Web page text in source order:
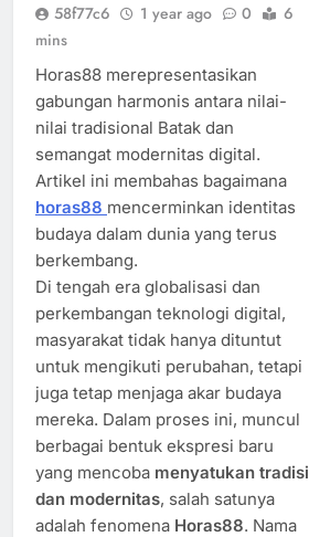
58f77c6 1 year ago 0
6
mins
Horas88 merepresentasikan
gabungan harmonis antara nilai-
nilai tradisional Batak dan
semangat modernitas digital.
Artikel ini membahas bagaimana
horas88 mencerminkan identitas
budaya dalam dunia yang terus
berkembang.
Di tengah era globalisasi dan
perkembangan teknologi digital,
masyarakat tidak hanya dituntut
untuk mengikuti perubahan, tetapi
juga tetap menjaga akar budaya
mereka. Dalam proses ini, muncul
berbagai bentuk ekspresi baru
yang mencoba menyatukan tradisi
dan modernitas, salah satunya
adalah fenomena Horas88. Nama